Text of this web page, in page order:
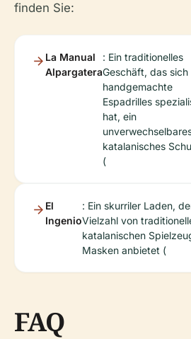
finden Sie:
La Manual
Alpargatera
: Ein traditionelles
Geschäft, das sich
handgemachte
Espadrilles
hat, ein
katalanisches
(
El
Ingenio
: Ein skurriler Laden,
Vielzahl von
katalanischen
Masken anbietet (
FAQ